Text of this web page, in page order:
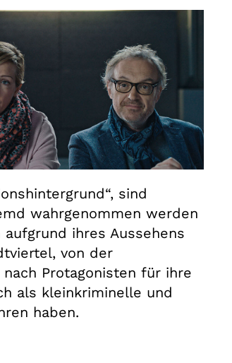
sind
wahrgenommen werden
ihres Aussehens
von der
Protagonisten für ihre
als kleinkriminelle und
haben.